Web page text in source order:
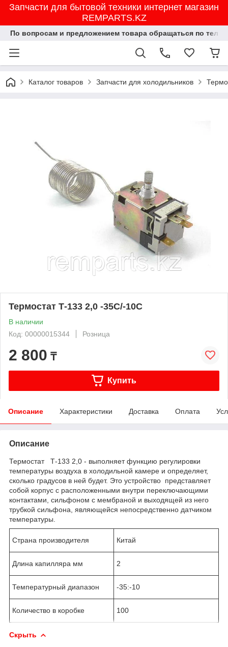
Запчасти для бытовой техники интернет магазин
REMPARTS.KZ
По вопросам и предложением товара обращаться по
Каталог товаров Запчасти для холодильников
Термостат Т-133 2,0 -35С/-10С
В наличии
Код: 00000015344
Розница
2 800 ₸
Купить
Описание Характеристики Доставка Оплата
Описание
Термостат Т-133 2,0 - выполняет функцию регулировки
температуры воздуха в холодильной камере и определяет,
сколько градусов в ней будет. Это устройство представляет
собой корпус с расположенными внутри переключающими
контактами, сильфоном с мембраной и выходящей из него
трубкой сильфона, являющейся непосредственно датчиком
температуры.
Страна производителя Китай
Длина капилляра мм 2
Температурный диапазон -35:-10
Количество в коробке 100
Скрыть